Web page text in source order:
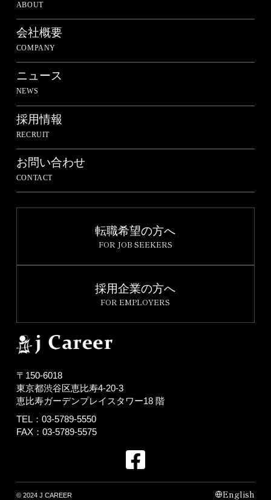
〒150-6018
東京都渋谷区恵比寿4-20-3
恵比寿ガーデンプレイスタワー18 階
TEL：03-5789-5550
FAX：03-5789-5575
ABOUT
会社概要
COMPANY
ニュース
NEWS
採用情報
RECRUIT
お問い合わせ
CONTACT
転職希望の方へ
FOR JOB SEEKERS
採用企業の方へ
FOR EMPLOYERS
English
© 2024 J CAREER